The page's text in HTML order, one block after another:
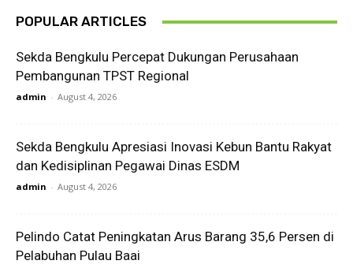
POPULAR ARTICLES
Sekda Bengkulu Percepat Dukungan Perusahaan
Pembangunan TPST Regional
admin - August 4, 2026
Sekda Bengkulu Apresiasi Inovasi Kebun Bantu Rakyat
dan Kedisiplinan Pegawai Dinas ESDM
admin - August 4, 2026
Pelindo Catat Peningkatan Arus Barang 35,6 Persen di
Pelabuhan Pulau Baai